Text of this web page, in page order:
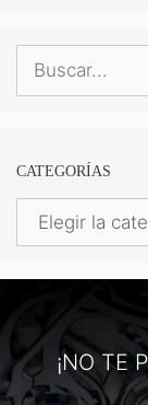
Buscar:
CATEGORÍAS
Categorías
¡NO TE